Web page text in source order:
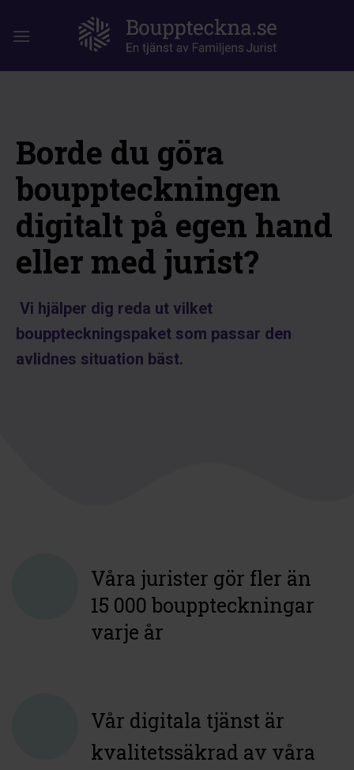
Borde du göra
bouppteckningen
digitalt på egen hand
eller med jurist?
Vi hjälper dig reda ut vilket
bouppteckningspaket som passar den
avlidnes situation bäst.
Våra jurister gör fler än
15 000 bouppteckningar
varje år
Vår digitala tjänst är
kvalitetssäkrad av våra